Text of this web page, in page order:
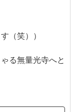
（笑））
る無量光寺へと